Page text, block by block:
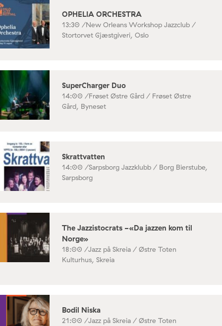
OPHELIA ORCHESTRA
13:30 /New Orleans Workshop Jazzclub /
Stortorvet Gjæstgiveri, Oslo
SuperCharger Duo
14:00 /Frøset Østre Gård / Frøset Østre
Gård, Byneset
Skrattvatten
14:00 /Sarpsborg Jazzklubb / Borg Bierstube,
Sarpsborg
The Jazzistocrats -«Da jazzen kom til
Norge»
18:00 /Jazz på Skreia / Østre Toten
Kulturhus, Skreia
Bodil Niska
21:00 /Jazz på Skreia / Østre Toten